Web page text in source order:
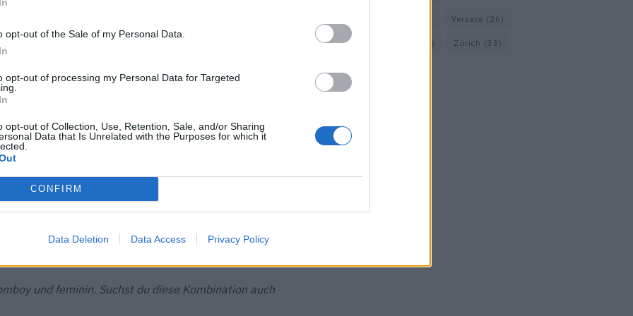
opt-out of the Sale of my Personal Data.
opt-out of processing my Personal Data for Targeted
opt-out of Collection, Use, Retention, Sale, and/or Sharing
Data that Is Unrelated with the Purposes for which it
CONFIRM
Data Deletion Data Access Privacy Policy
Welche Bedeutung hat diese für dich?
Wenn ich am Strand bin, beobachte ich sie
mit dem Strom des Lebens zu gehen und sich Zeit
deine liebsten?
Gelb erinnert mich immer an den Sommer und ans
mag ich sehr.
-Halsketten?
Ketten und Armbändern und den süssen, winzigen
Schmuckstück zusammenstellen. Ich mag es sehr,
jedes Mal aufs Neue, sodass immer wieder ein
und feminin. Suchst du diese Kombination auch
Versace (26)
Wolford (18) Zürich (38)